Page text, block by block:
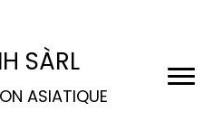
SÀRL
ASIATIQUE